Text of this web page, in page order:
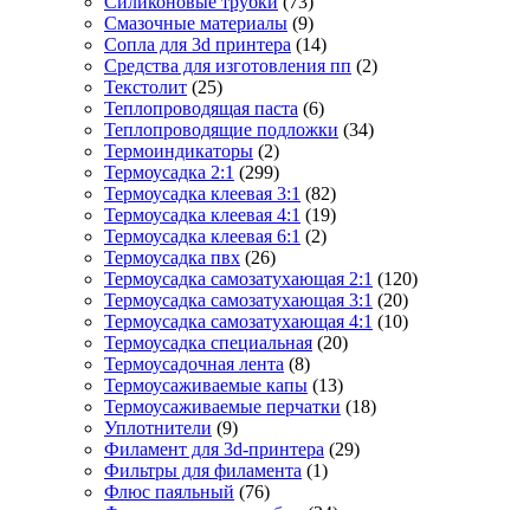
Смазочные материалы (9)
Сопла для 3d принтера (14)
Средства для изготовления пп (2)
Текстолит (25)
Теплопроводящая паста (6)
Теплопроводящие подложки (34)
Термоиндикаторы (2)
Термоусадка 2:1 (299)
Термоусадка клеевая 3:1 (82)
Термоусадка клеевая 4:1 (19)
Термоусадка клеевая 6:1 (2)
Термоусадка пвх (26)
Термоусадка самозатухающая 2:1 (120)
Термоусадка самозатухающая 3:1 (20)
Термоусадка самозатухающая 4:1 (10)
Термоусадка специальная (20)
Термоусадочная лента (8)
Термоусаживаемые капы (13)
Термоусаживаемые перчатки (18)
Уплотнители (9)
Филамент для 3d-принтера (29)
Фильтры для филамента (1)
Флюс паяльный (76)